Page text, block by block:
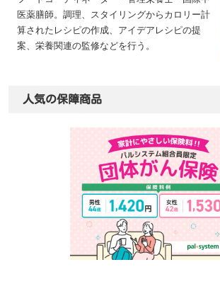
医薬膳師。調理、スタイリングからカロリー計
算されたレシピの作成、アイデアレシピの提
案、栄養関連の監修などを行う。
人気の保障商品